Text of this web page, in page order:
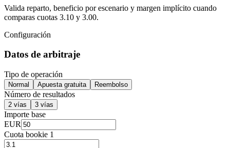
Valida reparto, beneficio por escenario y margen implícito cuando
comparas cuotas 3.10 y 3.00.
Configuración
Datos de arbitraje
Tipo de operación
Normal Apuesta gratuita Reembolso
Número de resultados
2 vías 3 vías
Importe base
EUR
Cuota bookie 1